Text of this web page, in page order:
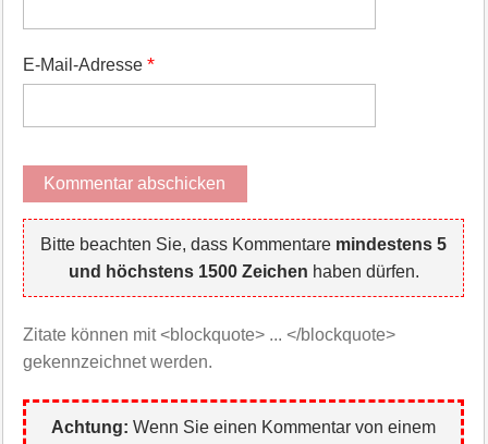
E-Mail-Adresse *
Bitte beachten Sie, dass Kommentare mindestens 5
und höchstens 1500 Zeichen haben dürfen.
Zitate können mit <blockquote> ... </blockquote>
gekennzeichnet werden.
Achtung: Wenn Sie einen Kommentar von einem